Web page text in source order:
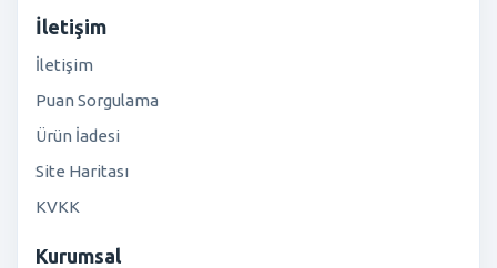
İletişim
İletişim
Puan Sorgulama
Ürün İadesi
Site Haritası
KVKK
Kurumsal